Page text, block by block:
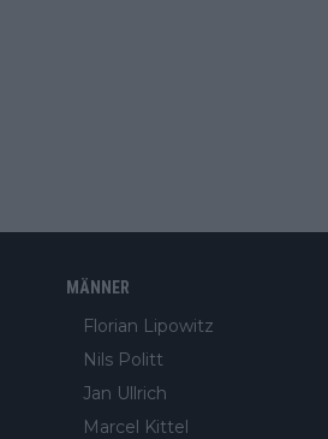
MÄNNER
Florian Lipowitz
Nils Politt
Jan Ullrich
Marcel Kittel